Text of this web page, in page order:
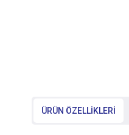
ÜRÜN ÖZELLIKLERI